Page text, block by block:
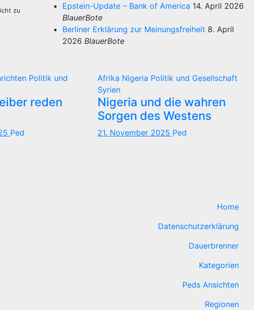
zu
Epstein-Update – Bank of America 14. April 2026
BlauerBote
Berliner Erklärung zur Meinungsfreiheit 8. April
2026 BlauerBote
Politik und
reden
Ped
Afrika Nigeria Politik und Gesellschaft
Syrien
Nigeria und die wahren
Sorgen des Westens
21. November 2025 Ped
Home
Datenschutzerklärung
Dauerbrenner
Kategorien
Peds Ansichten
Regionen